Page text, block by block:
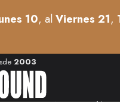
10, alViernes 21,
2003